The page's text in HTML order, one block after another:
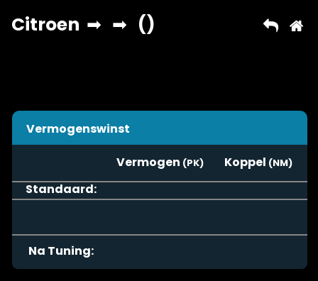
Vermogenswinst
Vermogen
Koppel
Standaard:
Na Tuning: